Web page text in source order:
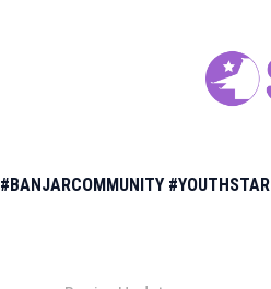
#BANJARCOMMUNITY #YOUTHSTAR